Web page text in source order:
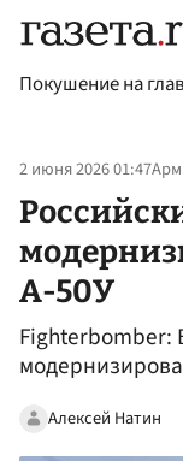
Покушение на
2 июня 2026 01:47
А-50У
Fighterbomber:
Алексей Натин